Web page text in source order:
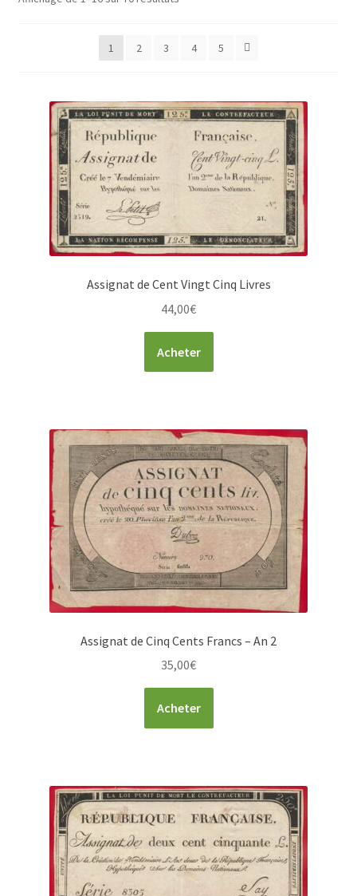
1 2 3 4 5
Assignat de Cent Vingt Cinq Livres
44,00€
Acheter
Assignat de Cinq Cents Francs – An 2
35,00€
Acheter